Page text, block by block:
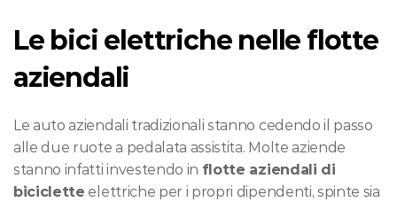
Le bici elettriche nelle flotte
aziendali
Le auto aziendali tradizionali stanno cedendo il passo
alle due ruote a pedalata assistita. Molte aziende
stanno infatti investendo in flotte aziendali di
biciclette elettriche per i propri dipendenti, spinte sia